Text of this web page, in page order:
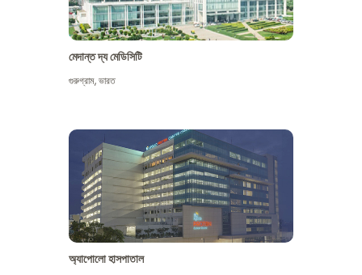
মেদান্ত দ্য মেডিসিটি
গুরুগ্রাম,ভারত
অ্যাপোলো হাসপাতাল